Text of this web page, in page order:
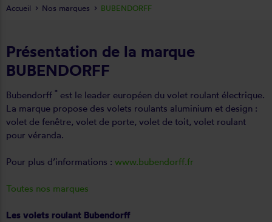
Présentation de la marque
BUBENDORFF
Bubendorff ® est le leader européen du volet roulant électrique.
La marque propose des volets roulants aluminium et design :
volet de fenêtre, volet de porte, volet de toit, volet roulant
pour véranda.
Pour plus d’informations : www.bubendorff.fr
Toutes nos marques
Les volets roulant Bubendorff
Accueil Nos marques BUBENDORFF